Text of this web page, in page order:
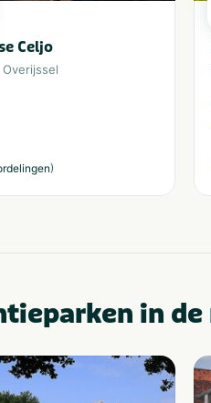
Celjo
Overijssel
)
in de